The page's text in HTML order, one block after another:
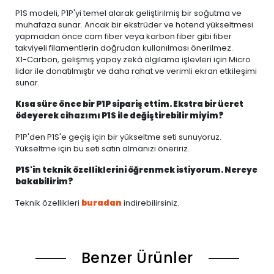
P1S modeli, P1P'yi temel alarak geliştirilmiş bir soğutma ve
muhafaza sunar. Ancak bir ekstrüder ve hotend yükseltmesi
yapmadan önce cam fiber veya karbon fiber gibi fiber
takviyeli filamentlerin doğrudan kullanılması önerilmez.
X1-Carbon, gelişmiş yapay zekâ algılama işlevleri için Micro
lidar ile donatılmıştır ve daha rahat ve verimli ekran etkileşimi
sunar.
Kısa süre önce bir P1P sipariş ettim. Ekstra bir ücret
ödeyerek cihazımı P1S ile değiştirebilir miyim?
P1P'den P1S'e geçiş için bir yükseltme seti sunuyoruz.
Yükseltme için bu seti satın almanızı öneririz.
P1S'in teknik özelliklerini öğrenmek istiyorum. Nereye
bakabilirim?
Teknik özellikleri buradan indirebilirsiniz.
Benzer Ürünler